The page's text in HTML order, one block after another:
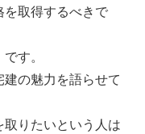
取得するべきで
す。
の魅力を語らせて
りたいという人は